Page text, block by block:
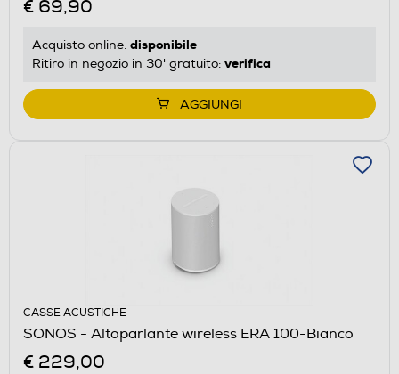
€ 69,90
Acquisto online: disponibile
Ritiro in negozio in 30' gratuito: verifica
AGGIUNGI
CASSE ACUSTICHE
SONOS - Altoparlante wireless ERA 100-Bianco
€ 229,00